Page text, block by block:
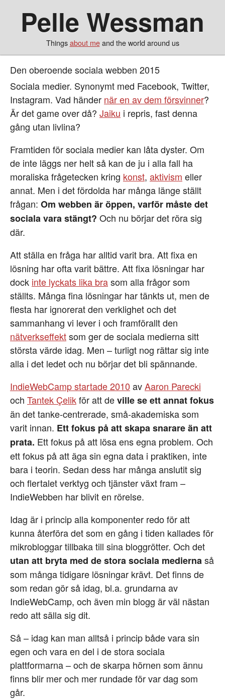
Pelle Wessman
Thingsabout meand the world around us
Den oberoende sociala webben 2015
Sociala medier. Synonymt med Facebook, Twitter,
Instagram. Vad händer när en av dem försvinner?
Är det game over då? Jaiku i repris, fast denna
gång utan livlina?
Framtiden för sociala medier kan låta dyster. Om
de inte läggs ner helt så kan de ju i alla fall ha
moraliska frågetecken kring konst, aktivism eller
annat. Men i det fördolda har många länge ställt
frågan: Om webben är öppen, varför måste det
sociala vara stängt? Och nu börjar det röra sig
där.
Att ställa en fråga har alltid varit bra. Att fixa en
lösning har ofta varit bättre. Att fixa lösningar har
dock inte lyckats lika brasom alla frågor som
ställts. Många fina lösningar har tänkts ut, men de
flesta har ignorerat den verklighet och det
sammanhang vi lever i och framförallt den
nätverkseffektsom ger de sociala medierna sitt
största värde idag. Men – turligt nog rättar sig inte
alla i det ledet och nu börjar det bli spännande.
IndieWebCamp startade 2010 avAaron Parecki
och Tantek Çelikför att deville se ett annat fokus
än det tanke-centrerade, små-akademiska som
varit innan. Ett fokus på att skapa snarare än att
prata. Ett fokus på att lösa ens egna problem. Och
ett fokus på att äga sin egna data i praktiken, inte
bara i teorin. Sedan dess har många anslutit sig
och flertalet verktyg och tjänster växt fram –
IndieWebben har blivit en rörelse.
Idag är i princip alla komponenter redo för att
kunna återföra det som en gång i tiden kallades för
mikrobloggar tillbaka till sina bloggrötter. Och det
utan att bryta med de stora sociala mediernaså
som många tidigare lösningar krävt. Det finns de
som redan gör så idag, bl.a. grundarna av
IndieWebCamp, och även min blogg är väl nästan
redo att sälla sig dit.
Så – idag kan man alltså i princip både vara sin
egen och vara en del i de stora sociala
plattformarna – och de skarpa hörnen som ännu
finns blir mer och mer rundade för var dag som
går.